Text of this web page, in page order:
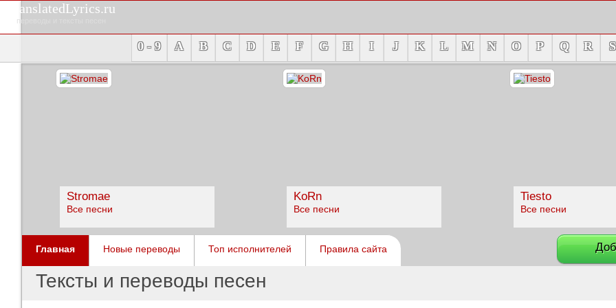
TranslatedLyrics.ru
переводы и тексты песен
0 - 9 A B C D E F G H I J K L M N O P Q R S
Stromae
Все песни
KoRn
Все песни
Tiesto
Все песни
Главная Новые переводы Топ исполнителей Правила сайта
Тексты и переводы песен